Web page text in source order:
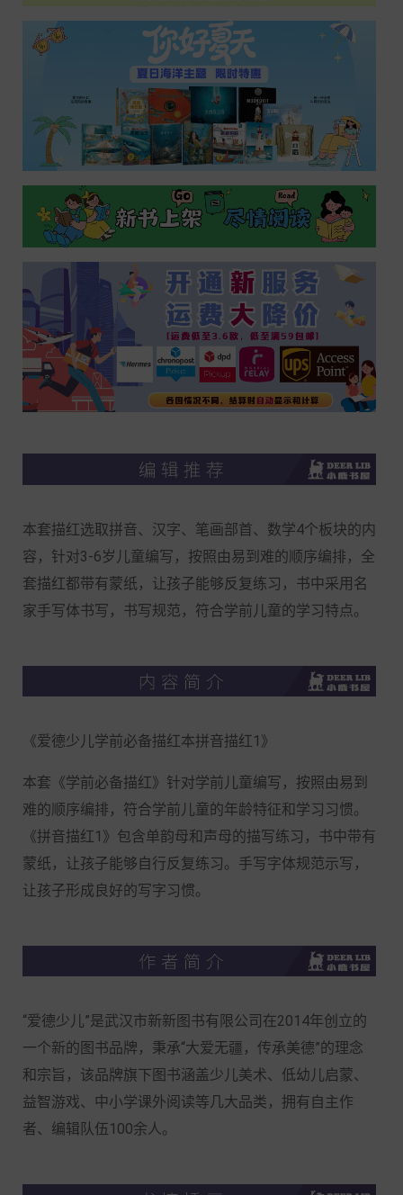
本套描红选取拼音、汉字、笔画部首、数学4个板块的内
容，针对3-6岁儿童编写，按照由易到难的顺序编排，全
套描红都带有蒙纸，让孩子能够反复练习，书中采用名
家手写体书写，书写规范，符合学前儿童的学习特点。
《爱德少儿学前必备描红本拼音描红1》
本套《学前必备描红》针对学前儿童编写，按照由易到
难的顺序编排，符合学前儿童的年龄特征和学习习惯。
《拼音描红1》包含单韵母和声母的描写练习，书中带有
蒙纸，让孩子能够自行反复练习。手写字体规范示写，
让孩子形成良好的写字习惯。
“爱德少儿”是武汉市新新图书有限公司在2014年创立的
一个新的图书品牌，秉承“大爱无疆，传承美德”的理念
和宗旨，该品牌旗下图书涵盖少儿美术、低幼儿启蒙、
益智游戏、中小学课外阅读等几大品类，拥有自主作
者、编辑队伍100余人。